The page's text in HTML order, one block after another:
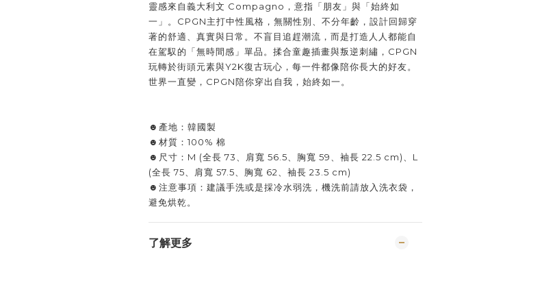
靈感來自義大利文 Compagno，意指「朋友」與「始終如
一」。CPGN主打中性風格，無關性別、不分年齡，設計回歸穿
著的舒適、真實與日常。不盲目追趕潮流，而是打造人人都能自
在駕馭的「無時間感」單品。揉合童趣插畫與叛逆刺繡，CPGN
玩轉於街頭元素與Y2K復古玩心，每一件都像陪你長大的好友。
世界一直變，CPGN陪你穿出自我，始終如一。
☻產地：韓國製
☻材質：100% 棉
☻尺寸：M (全長 73、肩寬 56.5、胸寬 59、袖長 22.5 cm)、L
(全長 75、肩寬 57.5、胸寬 62、袖長 23.5 cm)
☻注意事項：建議手洗或是採冷水弱洗，機洗前請放入洗衣袋，
避免烘乾。
了解更多